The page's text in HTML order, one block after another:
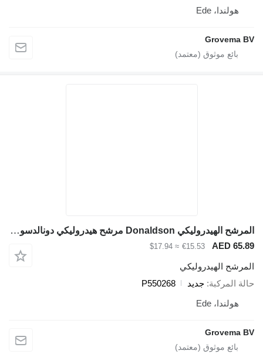
هولندا، Ede
Grovema
المرشح الهيدروليكي Donaldson مرشح هيدروليكي دونالدسون P550268 لـ آلات البناء Liebherr
AED
€15.53
≈ $17.94
الهيدروليكي
المركبة جديد
P550268
هولندا، Ede
Grovema